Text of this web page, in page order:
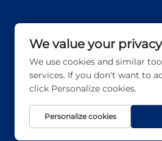
著作権 © 広東アプテンオン
We value your privacy
We use cookies and similar
services. If you don't want to
click Personalize cookies.
Personalize cookies